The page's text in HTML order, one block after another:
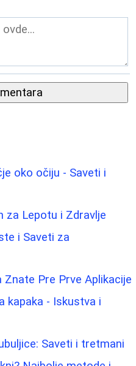
oko očiju - Saveti i
za Lepotu i Zdravlje
i Saveti za
Znate Pre Prve Aplikacije
kapaka - Iskustva i
Saveti i tretmani